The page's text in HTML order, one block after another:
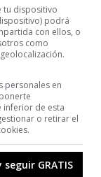
pase
política en su
ahora, y
Los
son
tu dispositivo
podrá
con ellos, o
como
personales en
inferior de esta
o retirar el
GRATIS